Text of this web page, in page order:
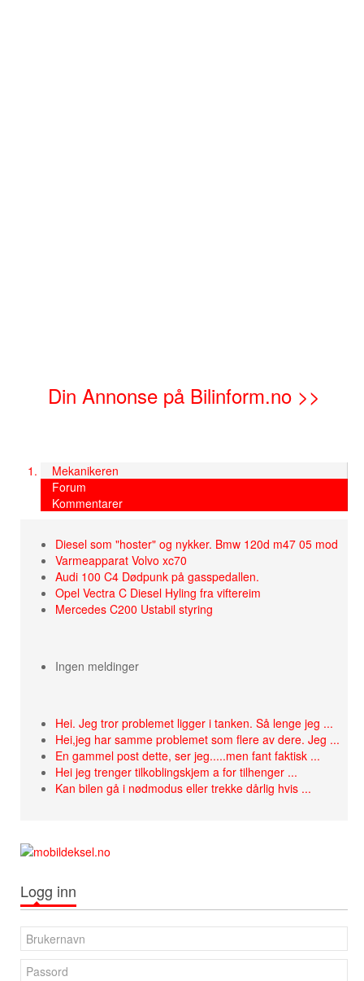
Din Annonse på Bilinform.no >>
Mekanikeren
Forum
Kommentarer
Diesel som "hoster" og nykker. Bmw 120d m47 05 mod
Varmeapparat Volvo xc70
Audi 100 C4 Dødpunk på gasspedallen.
Opel Vectra C Diesel Hyling fra viftereim
Mercedes C200 Ustabil styring
Ingen meldinger
Hei. Jeg tror problemet ligger i tanken. Så lenge jeg ...
Hei,jeg har samme problemet som flere av dere. Jeg ...
En gammel post dette, ser jeg.....men fant faktisk ...
Hei jeg trenger tilkoblingskjem a for tilhenger ...
Kan bilen gå i nødmodus eller trekke dårlig hvis ...
Logg inn